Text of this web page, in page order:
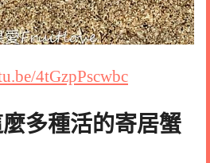
4tGzpPscwbc
多種活的寄居蟹